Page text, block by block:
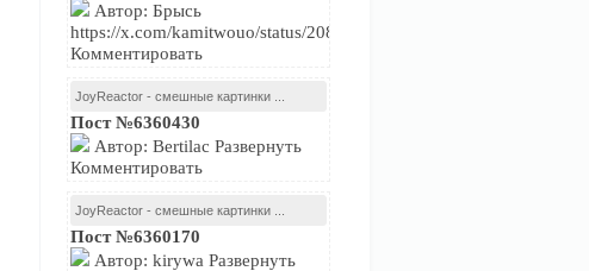
Автор: Брысь
https://x.com/kamitwouo/status/2081239716574474479Развернуть
Комментировать
JoyReactor - смешные картинки ...
Пост №6360430
Автор: Bertilac Развернуть
Комментировать
JoyReactor - смешные картинки ...
Пост №6360170
Автор: kirywa Развернуть